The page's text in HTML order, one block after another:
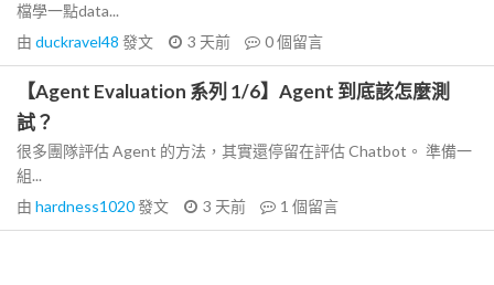
檔學一點data...
由 duckravel48 發文 3 天前 0個留言
【Agent Evaluation 系列 1/6】Agent 到底該怎麼測
試？
很多團隊評估 Agent 的方法，其實還停留在評估 Chatbot。 準備一
組...
由 hardness1020發文 3 天前 1 個留言